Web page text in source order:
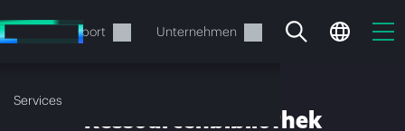
Hauptinhalt
wechseln
Support Unternehmen
Services
Ressourcenbibliothek